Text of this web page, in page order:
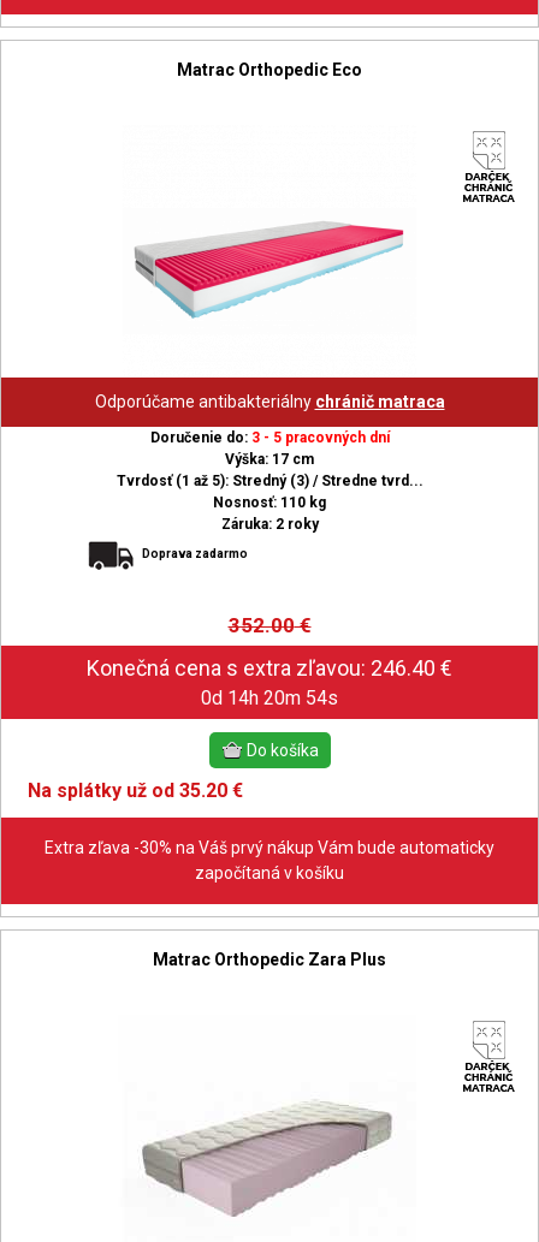
Matrac Orthopedic Eco
Odporúčame antibakteriálny chránič matraca
Doručenie do: 3 - 5 pracovných dní
Výška: 17 cm
Tvrdosť (1 až 5): Stredný (3) / Stredne tvrd...
Nosnosť: 110 kg
Záruka: 2 roky
Doprava zadarmo
352.00€
0d 14h 20m 53s
Na splátky už od 35.20 €
Extra zľava -30% na Váš prvý nákup Vám bude automaticky
započítaná v košíku
Matrac Orthopedic Zara Plus